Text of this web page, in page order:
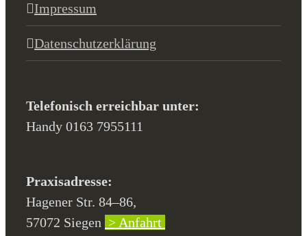
Impressum
Datenschutzerklärung
Telefonisch erreichbar unter:
Handy 0163 7955111
Praxisadresse:
Hagener Str. 84–86,
57072 Siegen > Anfahrt